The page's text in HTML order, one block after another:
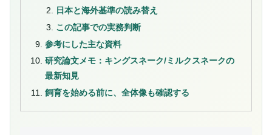
日本と海外基準の読み替え
この記事での実務判断
参考にした主な資料
研究論文メモ：キングスネーク/ミルクスネークの
最新知見
飼育を始める前に、全体像も確認する